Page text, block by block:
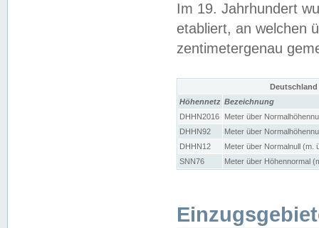
Im 19. Jahrhundert
etabliert, an welchen
zentimetergenau
Höhennetz Bezeichnung
DHHN2016
Meter über
DHHN92
Meter über
DHHN12
Meter über Normalnull (m.
SNN76
Meter über Höhennormal